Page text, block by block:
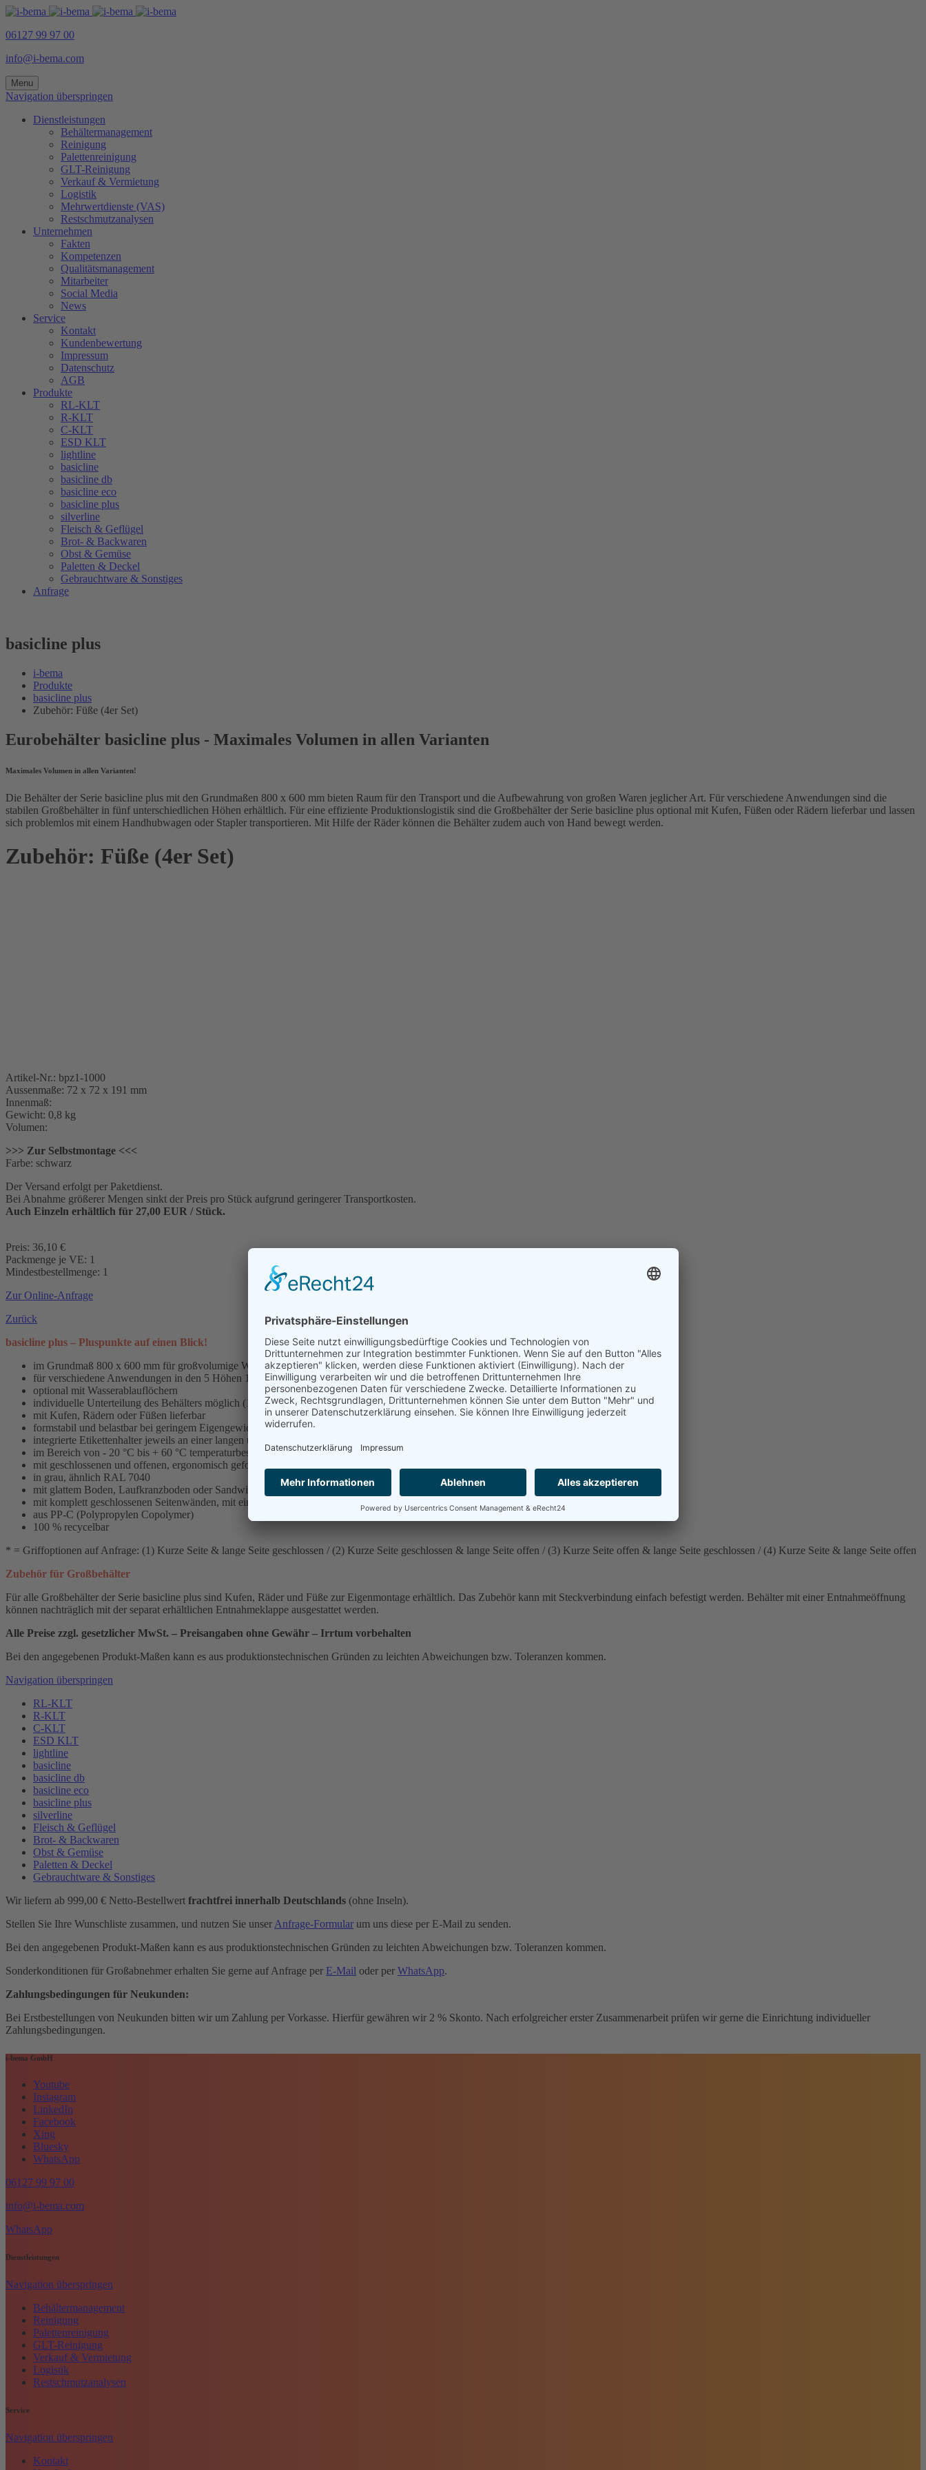
06127 99 97 00
info@i-bema.com
Menu
Navigation überspringen
Dienstleistungen
Behältermanagement
Reinigung
Palettenreinigung
GLT-Reinigung
Verkauf & Vermietung
Logistik
Mehrwertdienste (VAS)
Restschmutzanalysen
Unternehmen
Fakten
Kompetenzen
Qualitätsmanagement
Mitarbeiter
Social Media
News
Service
Kontakt
Kundenbewertung
Impressum
Datenschutz
AGB
Produkte
RL-KLT
R-KLT
C-KLT
ESD KLT
lightline
basicline
basicline db
basicline eco
basicline plus
silverline
Fleisch & Geflügel
Brot- & Backwaren
Obst & Gemüse
Paletten & Deckel
Gebrauchtware & Sonstiges
Anfrage
basicline plus
i-bema
Produkte
basicline plus
Zubehör: Füße (4er Set)
Eurobehälter basicline plus - Maximales Volumen in allen Varianten
Maximales Volumen in allen Varianten!
Die Behälter der Serie basicline plus mit den Grundmaßen 800 x 600 mm bieten Raum für den Transport und die Aufbewahrung von großen Waren jeglicher Art. Für verschiedene Anwendungen sind die
stabilen Großbehälter in fünf unterschiedlichen Höhen erhältlich. Für eine effiziente Produktionslogistik sind die Großbehälter der Serie basicline plus optional mit Kufen, Füßen oder Rädern lieferbar und lassen
sich problemlos mit einem Handhubwagen oder Stapler transportieren. Mit Hilfe der Räder können die Behälter zudem auch von Hand bewegt werden.
Zubehör: Füße (4er Set)
Artikel-Nr.: bpz1-1000
Aussenmaße: 72 x 72 x 191 mm
Innenmaß:
Gewicht: 0,8 kg
Volumen:
>>> Zur Selbstmontage <<<
Farbe: schwarz
Der Versand erfolgt per Paketdienst.
Bei Abnahme größerer Mengen sinkt der Preis pro Stück aufgrund geringerer Transportkosten.
Auch Einzeln erhältlich für 27,00 EUR / Stück.
Preis: 36,10 €
Packmenge je VE: 1
Mindestbestellmenge: 1
Zur Online-Anfrage
Zurück
basicline plus – Pluspunkte auf einen Blick!
im Grundmaß 800 x 600 mm für großvolumige Waren
für verschiedene Anwendungen in den 5 Höhen 120 mm, 175 mm, 220 mm, 320 mm und 420 mm
optional mit Wasserablauflöchern
individuelle Unterteilung des Behälters möglich (1/2- bis 1/16-Teilung)
mit Kufen, Rädern oder Füßen lieferbar
formstabil und belastbar bei geringem Eigengewicht
integrierte Etikettenhalter jeweils an einer langen und einer kurzen Behälterseite
im Bereich von - 20 °C bis + 60 °C temperaturbeständig
mit geschlossenen und offenen, ergonomisch geformten Handgriffen*
in grau, ähnlich RAL 7040
mit glattem Boden, Laufkranzboden oder Sandwichboden
mit komplett geschlossenen Seitenwänden, mit einer stirnseitigen Entnahmeöffnung oder einer stirnseitigen Entnahmeklappe
aus PP-C (Polypropylen Copolymer)
100 % recycelbar
* = Griffoptionen auf Anfrage: (1) Kurze Seite & lange Seite geschlossen / (2) Kurze Seite geschlossen & lange Seite offen / (3) Kurze Seite offen & lange Seite geschlossen / (4) Kurze Seite & lange Seite offen
Zubehör für Großbehälter
Für alle Großbehälter der Serie basicline plus sind Kufen, Räder und Füße zur Eigenmontage erhältlich. Das Zubehör kann mit Steckverbindung einfach befestigt werden. Behälter mit einer Entnahmeöffnung
können nachträglich mit der separat erhältlichen Entnahmeklappe ausgestattet werden.
Alle Preise zzgl. gesetzlicher MwSt. – Preisangaben ohne Gewähr – Irrtum vorbehalten
Bei den angegebenen Produkt-Maßen kann es aus produktionstechnischen Gründen zu leichten Abweichungen bzw. Toleranzen kommen.
Navigation überspringen
RL-KLT
R-KLT
C-KLT
ESD KLT
lightline
basicline
basicline db
basicline eco
basicline plus
silverline
Fleisch & Geflügel
Brot- & Backwaren
Obst & Gemüse
Paletten & Deckel
Gebrauchtware & Sonstiges
Wir liefern ab 999,00 € Netto-Bestellwert frachtfrei innerhalb Deutschlands (ohne Inseln).
Stellen Sie Ihre Wunschliste zusammen, und nutzen Sie unser Anfrage-Formular um uns diese per E-Mail zu senden.
Bei den angegebenen Produkt-Maßen kann es aus produktionstechnischen Gründen zu leichten Abweichungen bzw. Toleranzen kommen.
Sonderkonditionen für Großabnehmer erhalten Sie gerne auf Anfrage per E-Mail oder per WhatsApp.
Zahlungsbedingungen für Neukunden:
Bei Erstbestellungen von Neukunden bitten wir um Zahlung per Vorkasse. Hierfür gewähren wir 2 % Skonto. Nach erfolgreicher erster Zusammenarbeit prüfen wir gerne die Einrichtung individueller
Zahlungsbedingungen.
i-bema GmbH
Youtube
Instagram
LinkedIn
Facebook
Xing
Bluesky
WhatsApp
06127 99 97 00
info@i-bema.com
WhatsApp
Dienstleistungen
Navigation überspringen
Behältermanagement
Reinigung
Palettenreinigung
GLT-Reinigung
Verkauf & Vermietung
Logistik
Restschmutzanalysen
Service
Navigation überspringen
Kontakt